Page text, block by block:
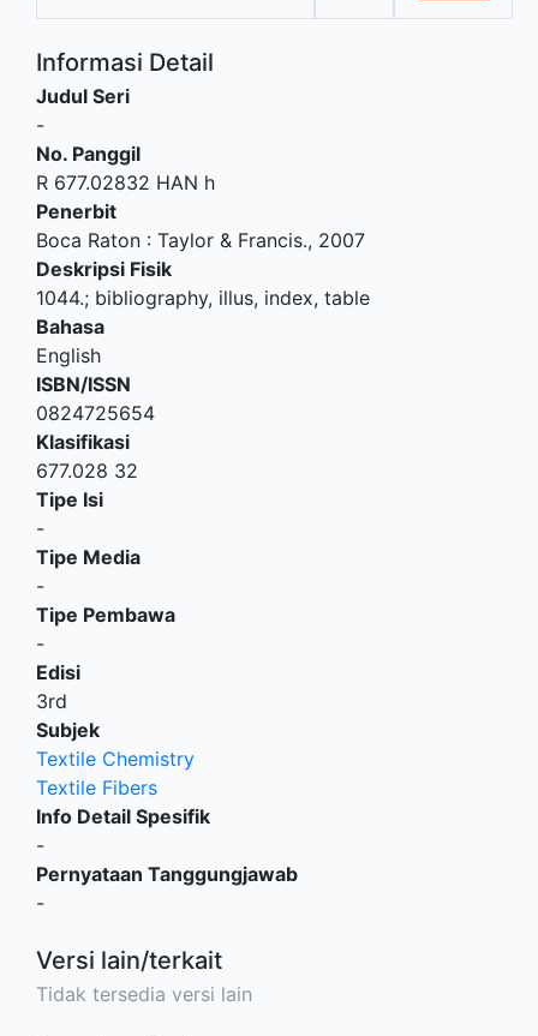
Informasi Detail
Judul Seri
-
No. Panggil
R 677.02832 HAN h
Penerbit
Boca Raton : Taylor & Francis., 2007
Deskripsi Fisik
1044.; bibliography, illus, index, table
Bahasa
English
ISBN/ISSN
0824725654
Klasifikasi
677.028 32
Tipe Isi
-
Tipe Media
-
Tipe Pembawa
-
Edisi
3rd
Subjek
Textile Chemistry
Textile Fibers
Info Detail Spesifik
-
Pernyataan Tanggungjawab
-
Versi lain/terkait
Tidak tersedia versi lain